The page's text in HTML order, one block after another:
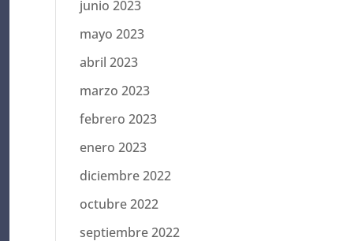
junio 2023
mayo 2023
abril 2023
marzo 2023
febrero 2023
enero 2023
diciembre 2022
octubre 2022
septiembre 2022